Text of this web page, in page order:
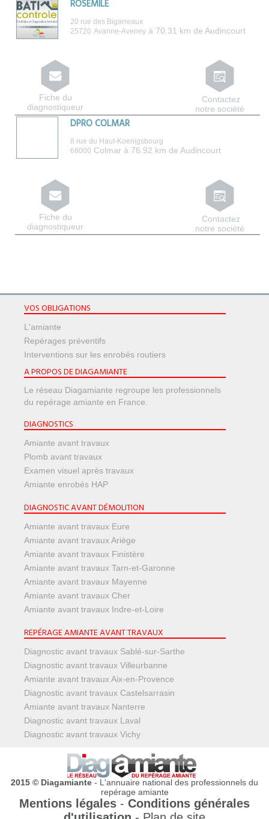
ROSEMILE
20 rue des Bigarreaux
25720 Avanne-Aveney à 70.31 km de Audincourt
Contactez
notre société
Fiche du
diagnostiqueur
DPRO COLMAR
8 rue du Haut-Koenigsbourg
68000 Colmar à 76.92 km de Audincourt
Contactez
notre société
Fiche du
diagnostiqueur
VOS OBLIGATIONS
L'amiante
Repérages préventifs
Interventions sur les enrobés routiers
A PROPOS DE DIAGAMIANTE
Le réseau Diagamiante regroupe les professionnels
du repérage amiante en France.
DIAGNOSTICS
Amiante avant travaux
Plomb avant travaux
Examen visuel après travaux
Amiante enrobés HAP
DIAGNOSTIC AVANT DÉMOLITION
Amiante avant travaux Eure
Amiante avant travaux Ariège
Amiante avant travaux Finistère
Amiante avant travaux Tarn-et-Garonne
Amiante avant travaux Mayenne
Amiante avant travaux Cher
Amiante avant travaux Indre-et-Loire
REPÉRAGE AMIANTE AVANT TRAVAUX
Diagnostic avant travaux Sablé-sur-Sarthe
Diagnostic avant travaux Villeurbanne
Amiante avant travaux Aix-en-Provence
Diagnostic avant travaux Castelsarrasin
Amiante avant travaux Nanterre
Diagnostic avant travaux Laval
Diagnostic avant travaux Vichy
2015 © Diagamiante - L'annuaire national des professionnels du
repérage amiante
Mentions légales - Conditions générales